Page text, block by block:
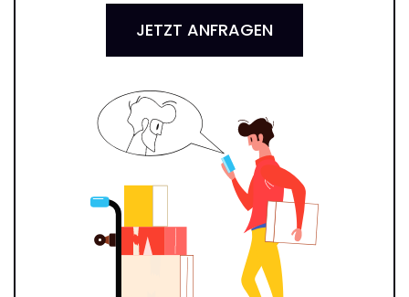
JETZT ANFRAGEN